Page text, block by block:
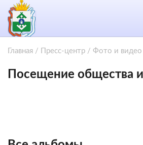
Главная / Пресс-центр / Фото и видео
Посещение общества